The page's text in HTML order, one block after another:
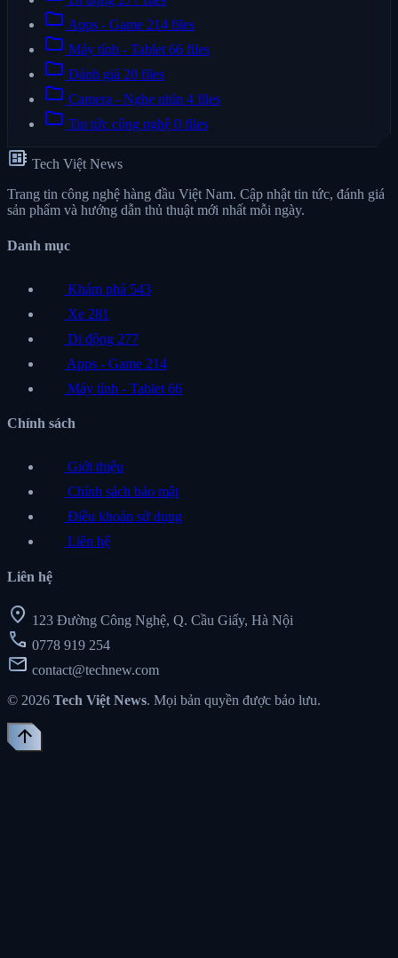
folder Apps - Game 214 files
folder Máy tính - Tablet 66 files
folder Đánh giá 20 files
folder Camera - Nghe nhìn 4 files
folder Tin tức công nghệ 0 files
developer_board Tech Việt News
Trang tin công nghệ hàng đầu Việt Nam. Cập nhật tin tức, đánh giá
sản phẩm và hướng dẫn thủ thuật mới nhất mỗi ngày.
Danh mục
Khám phá 543
Xe 281
Di động 277
Apps - Game 214
Máy tính - Tablet 66
Chính sách
Giới thiệu
Chính sách bảo mật
Điều khoản sử dụng
Liên hệ
Liên hệ
location_on 123 Đường Công Nghệ, Q. Cầu Giấy, Hà Nội
call 0778 919 254
mail contact@technew.com
© 2026 Tech Việt News. Mọi bản quyền được bảo lưu.
arrow_upward